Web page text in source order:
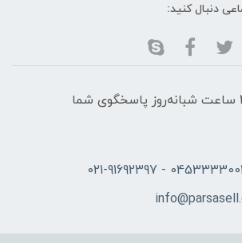
دنبال کنید:
هفت روز هفته ، ۲۴ ساعت شبانه‌روز پاسخگوی شما